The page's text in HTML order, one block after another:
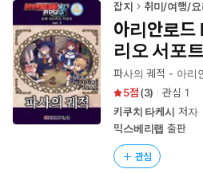
로
동
잡지 취미/여행/요
아리안로드
리오 서포
파사의 궤적 - 아리
5
(3) 관심 1
키쿠치 타케시 저자
믹스베리랩 출판
관심